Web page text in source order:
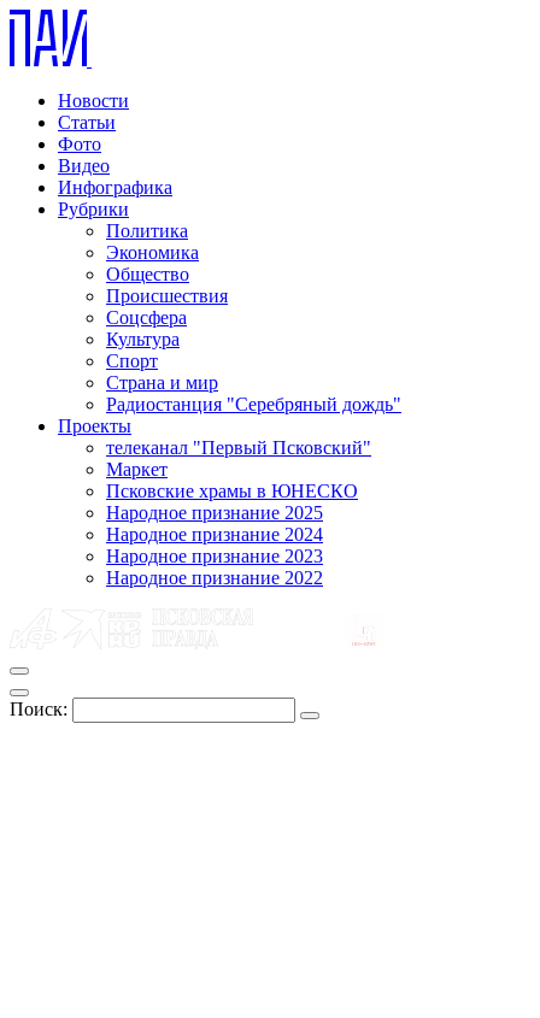
Новости
Статьи
Фото
Видео
Инфографика
Рубрики
Политика
Экономика
Общество
Происшествия
Соцсфера
Культура
Спорт
Страна и мир
Радиостанция "Серебряный дождь"
Проекты
телеканал "Первый Псковский"
Маркет
Псковские храмы в ЮНЕСКО
Народное признание 2025
Народное признание 2024
Народное признание 2023
Народное признание 2022
Поиск: